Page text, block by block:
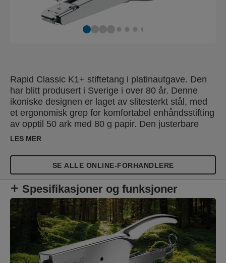
Rapid Classic K1+ stiftetang i platinautgave. Den
har blitt produsert i Sverige i over 80 år. Denne
ikoniske designen er laget av slitesterkt stål, med
et ergonomisk grep for komfortabel enhåndsstifting
av opptil 50 ark med 80 g papir. Den justerbare
ambolten gir stifte- og festefunksjoner i én
ideell for å feste blomsterinnpakningspapir,
konvolutter og legge til merkelapper på gaver.
Disse allsidige stiftetangene er perfekte for
kontorer, hjem, postrom, butikker og
blomsterhandlere. De er sertifisert av
ClimatePartner (climate-id.com/T99YMY), og
kommer med en bærekraftsforpliktelse, med tiltak
på plass for å redusere karbonutslipp – og planer
om å redusere dem ytterligere. I tillegg betales det
et bidrag til et klimaprosjekt for de resterende
LES MER
SE ALLE ONLINE-FORHANDLERE
Spesifikasjoner og funksjoner